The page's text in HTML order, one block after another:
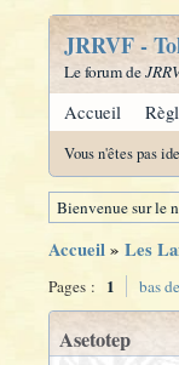
JRRVF -
Le forum de
Accueil
Vous n'êtes pas
Bienvenue sur le
Accueil» Les
Pages : 1 bas
Asetotep